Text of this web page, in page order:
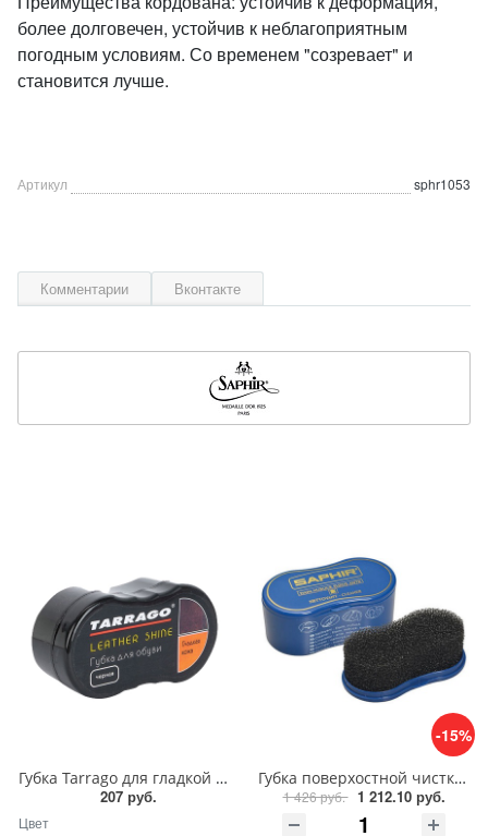
более долговечен, устойчив к неблагоприятным
погодным условиям. Со временем "созревает" и
становится лучше.
Артикул sphr1053
Комментарии Вконтакте
Губка Tarrago для гладкой кожи силикон1
207 руб.
Цвет
-15%
Губка поверхостной чистки замши, велюра Saphir Nettoyant cleaner
1 426 руб. 1 212.10 руб.